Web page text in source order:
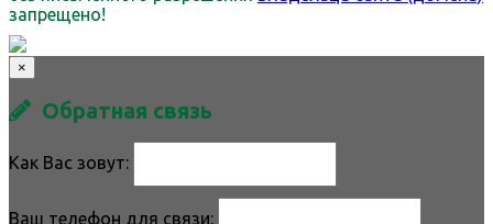
запрещено!
×
Обратная связь
Как Вас зовут:
Ваш телефон для связи: